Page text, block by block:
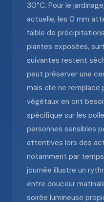
30°C. Pour le
actuelle, les 0 mm
faible de
plantes exposées,
suivantes restent
peut préserver une
mais elle ne remplace
végétaux en ont
spécifique sur les
personnes sensibles
attentives lors des
notamment par
journée illustre un
entre douceur
soirée lumineuse